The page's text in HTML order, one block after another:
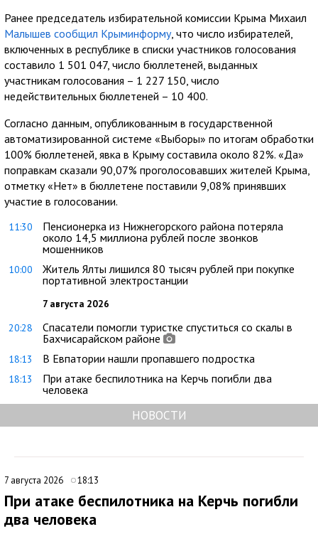
Ранее председатель избирательной комиссии Крыма Михаил
Малышев сообщил Крыминформу, что число избирателей,
включенных в республике в списки участников голосования
составило 1 501 047, число бюллетеней, выданных
участникам голосования – 1 227 150, число
недействительных бюллетеней – 10 400.
Согласно данным, опубликованным в государственной
автоматизированной системе «Выборы» по итогам обработки
100% бюллетеней, явка в Крыму составила около 82%. «Да»
поправкам сказали 90,07% проголосовавших жителей Крыма,
отметку «Нет» в бюллетене поставили 9,08% принявших
участие в голосовании.
11:30
Пенсионерка из Нижнегорского района потеряла
около 14,5 миллиона рублей после звонков
мошенников
10:00
Житель Ялты лишился 80 тысяч рублей при покупке
портативной электростанции
7 августа 2026
20:28
Спасатели помогли туристке спуститься со скалы в
Бахчисарайском районе
18:13 В Евпатории нашли пропавшего подростка
18:13
При атаке беспилотника на Керчь погибли два
человека
НОВОСТИ
7 августа 2026 18:13
При атаке беспилотника на Керчь погибли
два человека